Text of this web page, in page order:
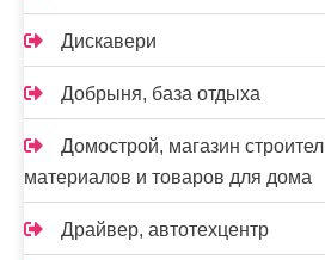
Дискавери
Добрыня, база отдыха
Домострой, магазин
материалов и товаров для дома
Драйвер, автотехцентр